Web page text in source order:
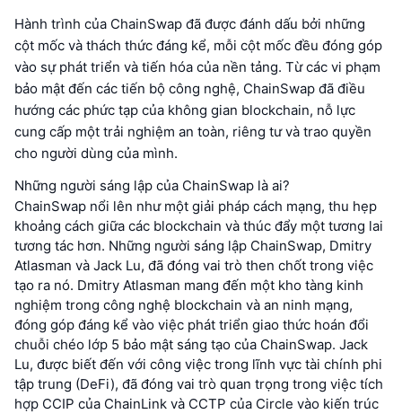
Hành trình của ChainSwap đã được đánh dấu bởi những
cột mốc và thách thức đáng kể, mỗi cột mốc đều đóng góp
vào sự phát triển và tiến hóa của nền tảng. Từ các vi phạm
bảo mật đến các tiến bộ công nghệ, ChainSwap đã điều
hướng các phức tạp của không gian blockchain, nỗ lực
cung cấp một trải nghiệm an toàn, riêng tư và trao quyền
cho người dùng của mình.
Những người sáng lập của ChainSwap là ai?
ChainSwap nổi lên như một giải pháp cách mạng, thu hẹp
khoảng cách giữa các blockchain và thúc đẩy một tương lai
tương tác hơn. Những người sáng lập ChainSwap, Dmitry
Atlasman và Jack Lu, đã đóng vai trò then chốt trong việc
tạo ra nó. Dmitry Atlasman mang đến một kho tàng kinh
nghiệm trong công nghệ blockchain và an ninh mạng,
đóng góp đáng kể vào việc phát triển giao thức hoán đổi
chuỗi chéo lớp 5 bảo mật sáng tạo của ChainSwap. Jack
Lu, được biết đến với công việc trong lĩnh vực tài chính phi
tập trung (DeFi), đã đóng vai trò quan trọng trong việc tích
hợp CCIP của ChainLink và CCTP của Circle vào kiến trúc